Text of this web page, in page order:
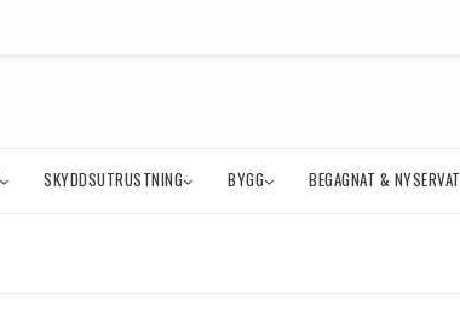
SKYDDSUTRUSTNING BYGG BEGAGNAT & NYSERVAT